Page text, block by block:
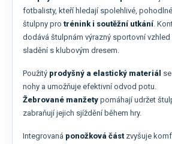
fotbalisty, kteří hledají spolehlivé,
štulpny pro trénink i soutěžní utkání.
dodává štulpnám výrazný sportovní
sladění s klubovým dresem.
Použitý prodyšný a elastický materiál
nohy a umožňuje efektivní odvod potu.
Žebrované manžety pomáhají udržet
zabraňují jejich sjíždění během hry.
Integrovaná ponožková částzvyšuje